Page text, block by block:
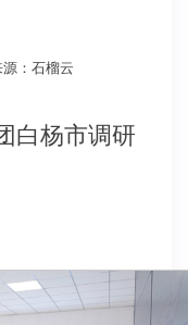
源：石榴云
白杨市调研